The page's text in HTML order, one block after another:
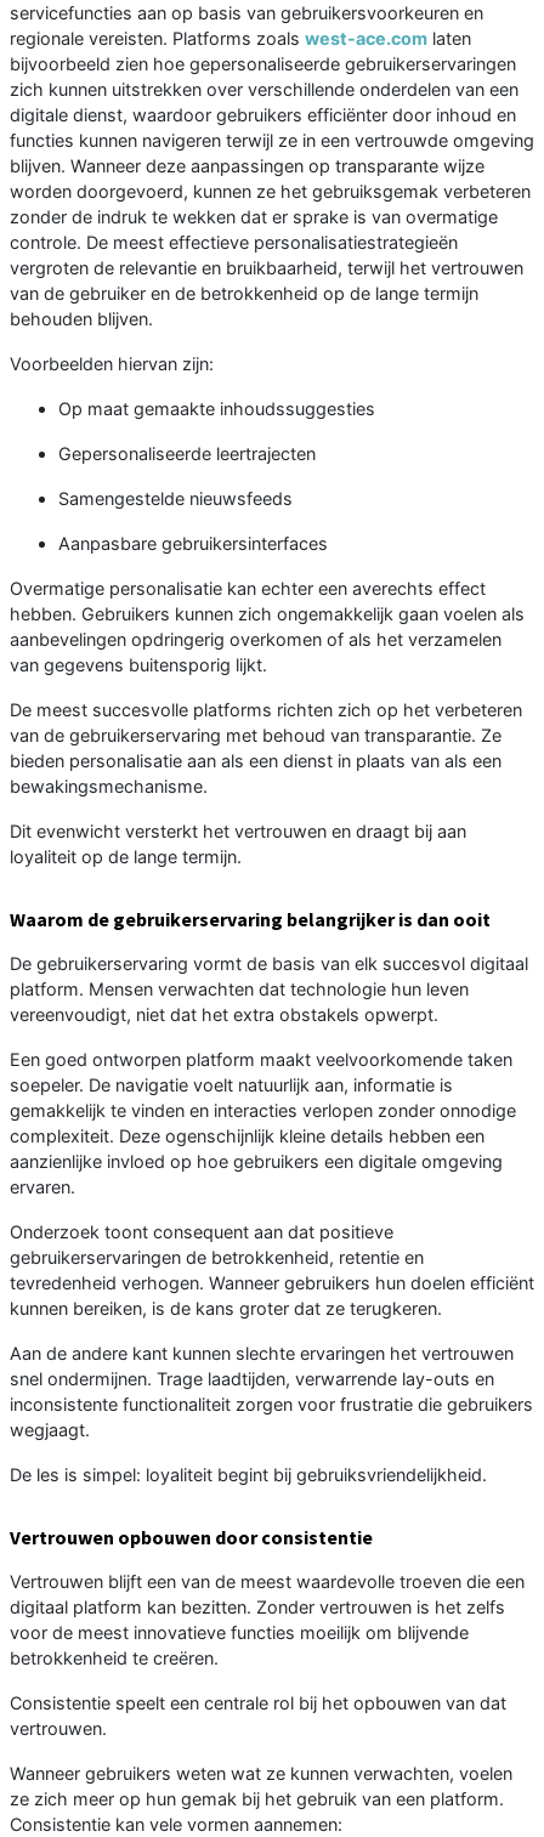
servicefuncties aan op basis van gebruikersvoorkeuren en
regionale vereisten. Platforms zoals west-ace.com laten
bijvoorbeeld zien hoe gepersonaliseerde gebruikerservaringen
zich kunnen uitstrekken over verschillende onderdelen van een
digitale dienst, waardoor gebruikers efficiënter door inhoud en
functies kunnen navigeren terwijl ze in een vertrouwde omgeving
blijven. Wanneer deze aanpassingen op transparante wijze
worden doorgevoerd, kunnen ze het gebruiksgemak verbeteren
zonder de indruk te wekken dat er sprake is van overmatige
controle. De meest effectieve personalisatiestrategieën
vergroten de relevantie en bruikbaarheid, terwijl het vertrouwen
van de gebruiker en de betrokkenheid op de lange termijn
behouden blijven.
Voorbeelden hiervan zijn:
Op maat gemaakte inhoudssuggesties
Gepersonaliseerde leertrajecten
Samengestelde nieuwsfeeds
Aanpasbare gebruikersinterfaces
Overmatige personalisatie kan echter een averechts effect
hebben. Gebruikers kunnen zich ongemakkelijk gaan voelen als
aanbevelingen opdringerig overkomen of als het verzamelen
van gegevens buitensporig lijkt.
De meest succesvolle platforms richten zich op het verbeteren
van de gebruikerservaring met behoud van transparantie. Ze
bieden personalisatie aan als een dienst in plaats van als een
bewakingsmechanisme.
Dit evenwicht versterkt het vertrouwen en draagt bij aan
loyaliteit op de lange termijn.
Waarom de gebruikerservaring belangrijker is dan ooit
De gebruikerservaring vormt de basis van elk succesvol digitaal
platform. Mensen verwachten dat technologie hun leven
vereenvoudigt, niet dat het extra obstakels opwerpt.
Een goed ontworpen platform maakt veelvoorkomende taken
soepeler. De navigatie voelt natuurlijk aan, informatie is
gemakkelijk te vinden en interacties verlopen zonder onnodige
complexiteit. Deze ogenschijnlijk kleine details hebben een
aanzienlijke invloed op hoe gebruikers een digitale omgeving
ervaren.
Onderzoek toont consequent aan dat positieve
gebruikerservaringen de betrokkenheid, retentie en
tevredenheid verhogen. Wanneer gebruikers hun doelen efficiënt
kunnen bereiken, is de kans groter dat ze terugkeren.
Aan de andere kant kunnen slechte ervaringen het vertrouwen
snel ondermijnen. Trage laadtijden, verwarrende lay-outs en
inconsistente functionaliteit zorgen voor frustratie die gebruikers
wegjaagt.
De les is simpel: loyaliteit begint bij gebruiksvriendelijkheid.
Vertrouwen opbouwen door consistentie
Vertrouwen blijft een van de meest waardevolle troeven die een
digitaal platform kan bezitten. Zonder vertrouwen is het zelfs
voor de meest innovatieve functies moeilijk om blijvende
betrokkenheid te creëren.
Consistentie speelt een centrale rol bij het opbouwen van dat
vertrouwen.
Wanneer gebruikers weten wat ze kunnen verwachten, voelen
ze zich meer op hun gemak bij het gebruik van een platform.
Consistentie kan vele vormen aannemen: